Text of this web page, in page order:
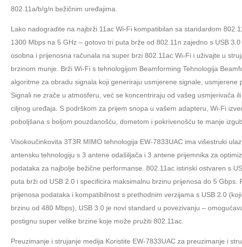
802.11a/b/g/n bežičnim uređajima.
Lako nadogradite na najbrži 11ac Wi-Fi kompatibilan sa standardom
1300 Mbps na 5 GHz – gotovo tri puta brže od 802.11n zajedno s USB
osobna i prijenosna računala na super brzi 802.11ac Wi-Fi i uživajte u
brzinom munje. Brži Wi-Fi s tehnologijom Beamforming Tehnologija
algoritme za obradu signala koji generiraju usmjerene signale, usmjerene
Signali ne zrače u atmosferu, već se koncentriraju od vašeg usmjerivača
ciljnog uređaja. S podrškom za prijem snopa u vašem adapteru, Wi-Fi
poboljšana s boljom pouzdanošću, dometom i pokrivenošću te manje
Visokoučinkovita 3T3R MIMO tehnologija EW-7833UAC ima višestruki
antensku tehnologiju s 3 antene odašiljača i 3 antene prijemnika za
podataka za najbolje bežične performanse. 802.11ac istinski ostvaren s
puta brži od USB 2.0 i specificira maksimalnu brzinu prijenosa do 5 Gbps.
prijenosa podataka i kompatibilnost s prethodnim verzijama s USB 2.0
brzinu od 480 Mbps), USB 3.0 je novi standard u povezivanju –
postignu super velike brzine koje može pružiti 802.11ac.
Preuzimanje i strujanje medija Koristite EW-7833UAC za preuzimanje i